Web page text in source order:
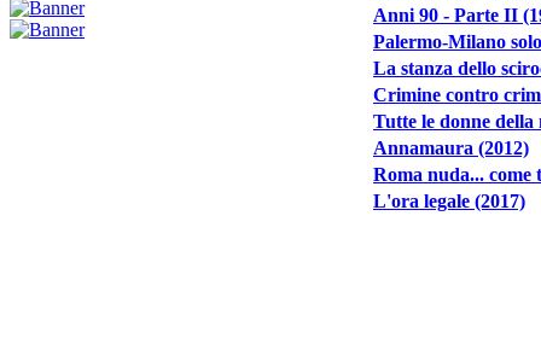
Anni 90 - Parte II
Palermo-Milano
La stanza dello
Crimine contro
Tutte le donne della
Annamaura (2012)
Roma nuda... come
L'ora legale (2017)